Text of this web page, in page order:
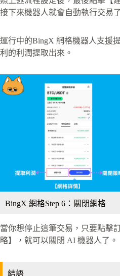
接下來機器人就會自動執行交易
運行中的BingX 網格機器人支援
利的利潤提取出來。
BingX 網格Step 6：關閉網格
當你想停止這筆交易，只要點擊
略】，就可以關閉 AI 機器人了。
結語